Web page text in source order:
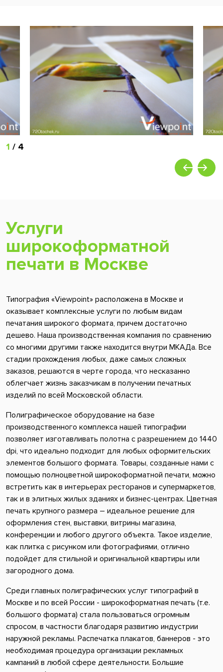
1 / 4
Услуги
широкоформатной
печати в Москве
Типография «Viewpoint» расположена в Москве и
оказывает комплексные услуги по любым видам
печатания широкого формата, причем достаточно
дешево. Наша производственная компания по сравнению
со многими другими также находится внутри МКАДа. Все
стадии прохождения любых, даже самых сложных
заказов, решаются в черте города, что несказанно
облегчает жизнь заказчикам в получении печатных
изделий по всей Московской области.
Полиграфическое оборудование на базе
производственного комплекса нашей типографии
позволяет изготавливать полотна с разрешением до 1440
dpi, что идеально подходит для любых оформительских
элементов большого формата. Товары, созданные нами с
помощью полноцветной широкоформатной печати, можно
встретить как в интерьерах ресторанов и супермаркетов,
так и в элитных жилых зданиях и бизнес-центрах. Цветная
печать крупного размера – идеальное решение для
оформления стен, выставки, витрины магазина,
конференции и любого другого объекта. Такое изделие,
как плитка с рисунком или фотографиями, отлично
подойдет для стильной и оригинальной квартиры или
загородного дома.
Среди главных полиграфических услуг типографий в
Москве и по всей России - широкоформатная печать (т.е.
большого формата) стала пользоваться огромным
спросом, в частности благодаря развитию индустрии
наружной рекламы. Распечатка плакатов, баннеров - это
необходимая процедура организации рекламных
кампаний в любой сфере деятельности. Большие